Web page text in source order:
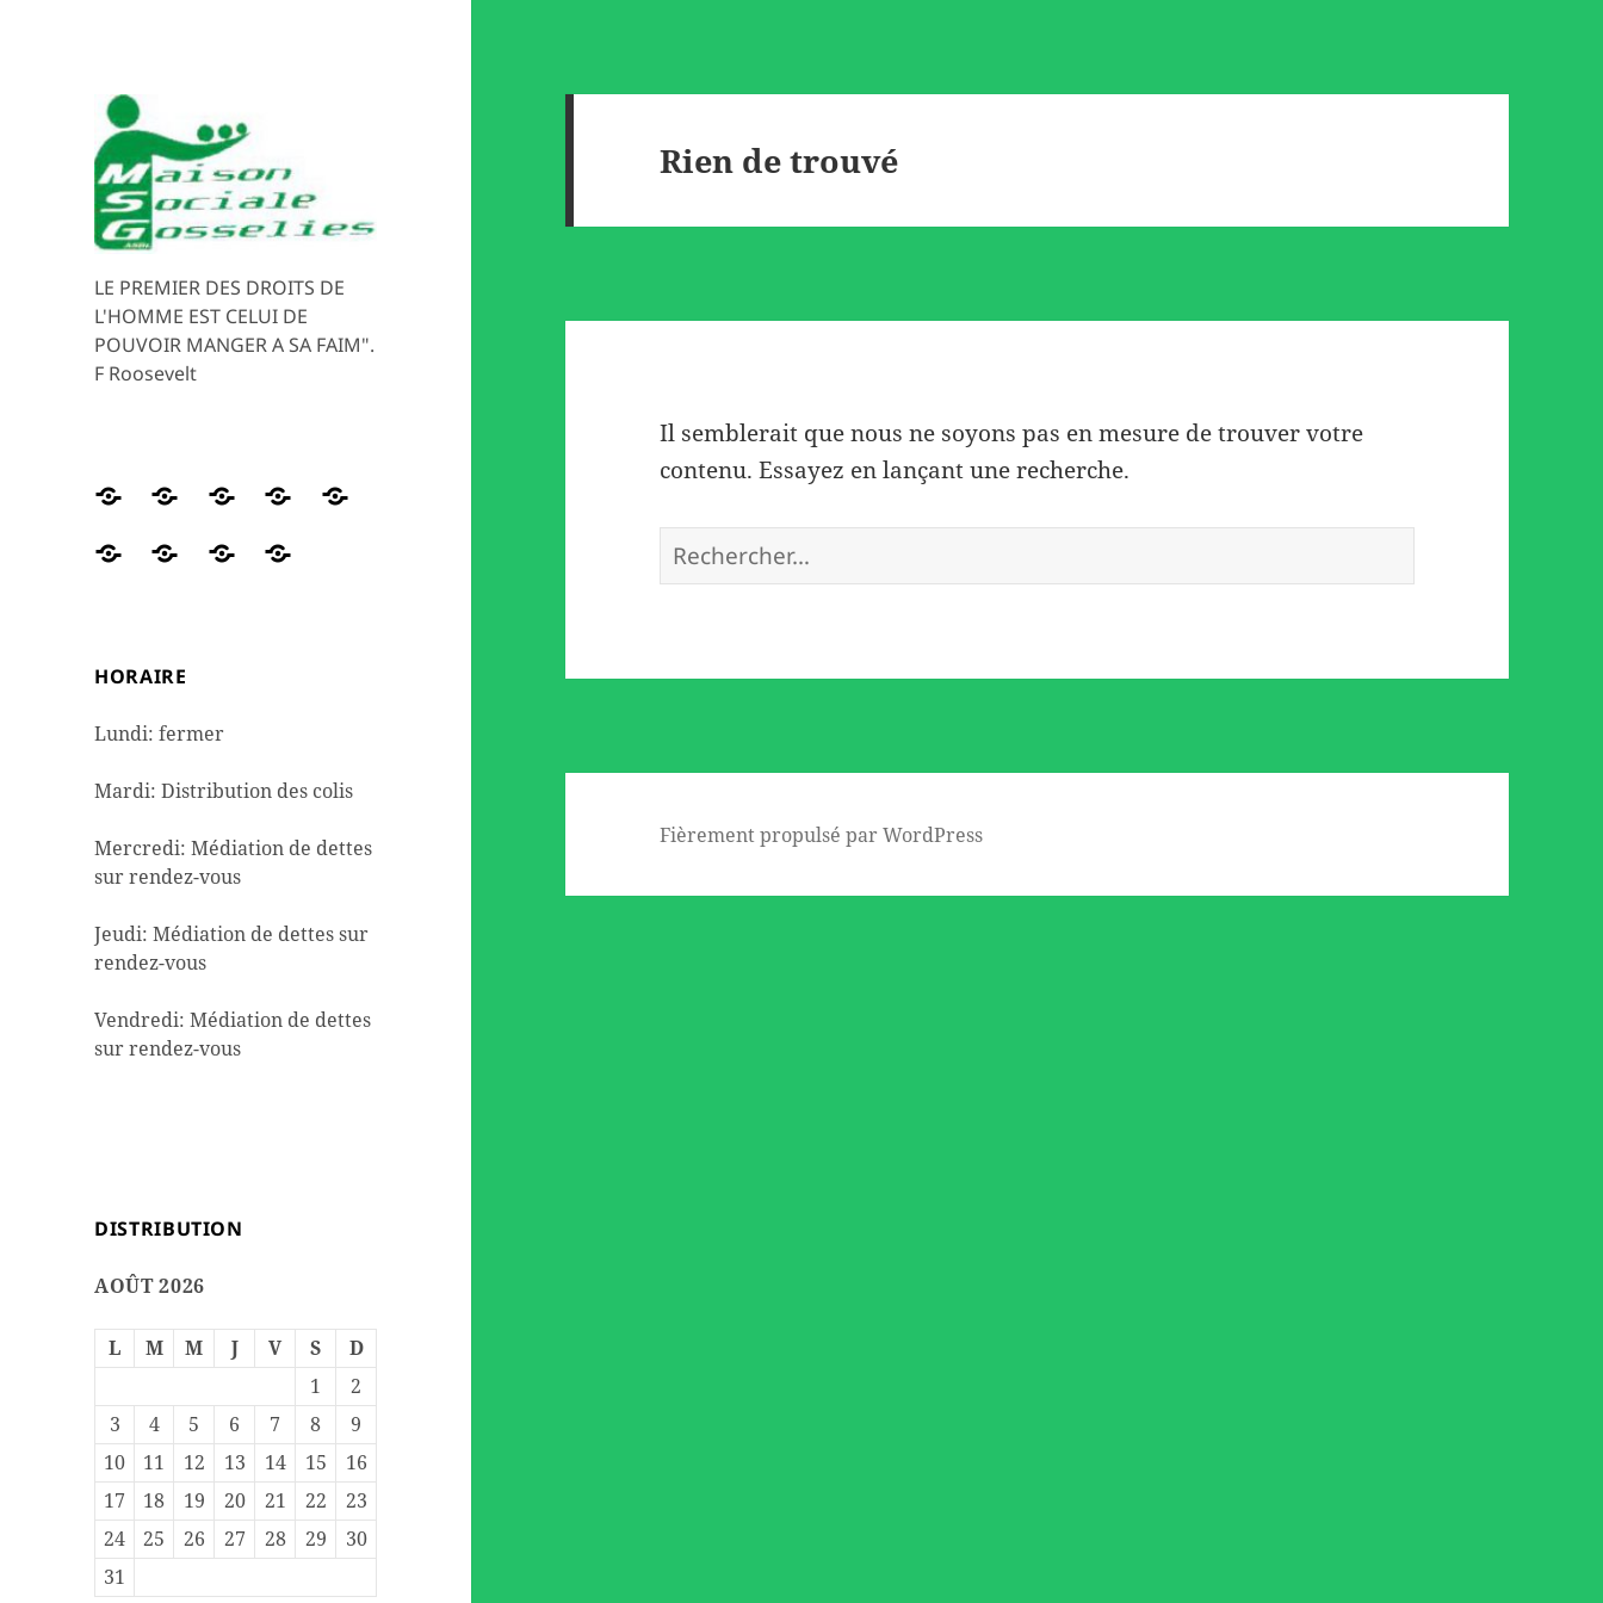
LE PREMIER DES DROITS DE
L'HOMME EST CELUI DE
POUVOIR MANGER A SA FAIM".
F Roosevelt
Distribution
colis
alimentaire
HISTORIQUE
Les
et
Magasin
seconde
MEDIATION
RéseauxORGANIGRAMME
NOUSContact
HORAIRE
Lundi: fermer
Mardi: Distribution des colis
Mercredi: Médiation de dettes
sur rendez-vous
Jeudi: Médiation de dettes sur
rendez-vous
Vendredi: Médiation de dettes
sur rendez-vous
DISTRIBUTION
AOÛT 2026
L M M J V S
D
1
2
3
4 5 6 7 8
9
10
11 12 13 14 15
16
17
18 19 20 21 22
23
24
25 26 27 28 29
30
31
Rien de trouvé
Il semblerait que nous ne soyons pas en mesure de trouver votre
contenu. Essayez en lançant une recherche.
Rechercher :
Fièrement propulsé par WordPress